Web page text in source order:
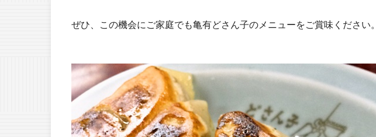
ぜひ、この機会にご家庭でも亀有どさん子のメニューをご賞味ください。